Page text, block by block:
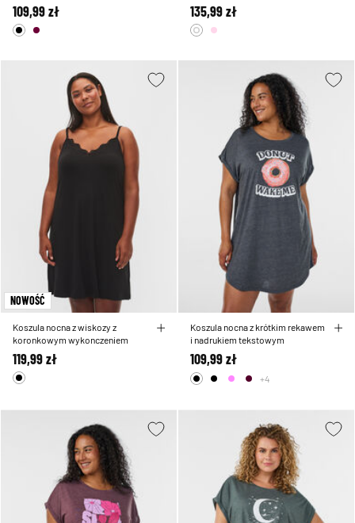
109,99 zł 135,99 zł
NOWOŚĆ
Koszula nocna z wiskozy z
koronkowym wykonczeniem
119,99 zł
Koszula nocna z krótkim rekawem
i nadrukiem tekstowym
109,99 zł
+4